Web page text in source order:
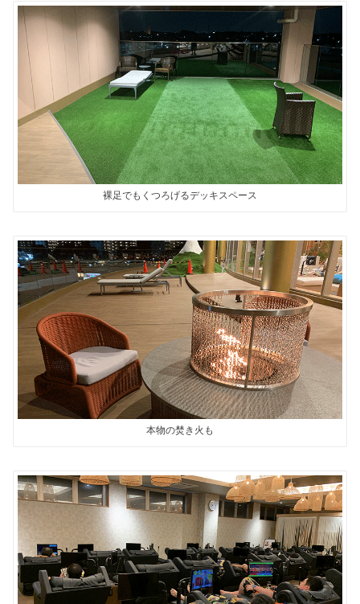
裸足でもくつろげるデッキスペース
本物の焚き火も